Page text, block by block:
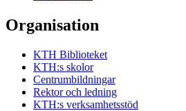
Organisation
KTH Biblioteket
KTH:s skolor
Centrumbildningar
Rektor och ledning
KTH:s verksamhetsstöd